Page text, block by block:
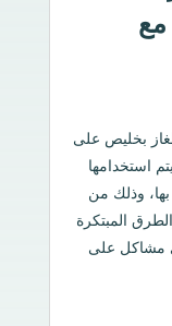
بخليص 0503513564 مع
بخليص على
استخدامها
بها، وذلك من
المبتكرة
مشاكل على